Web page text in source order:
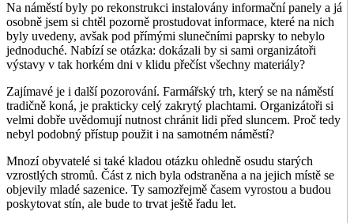
Na náměstí byly po rekonstrukci instalovány informační panely a já
osobně jsem si chtěl pozorně prostudovat informace, které na nich
byly uvedeny, avšak pod přímými slunečními paprsky to nebylo
jednoduché. Nabízí se otázka: dokázali by si sami organizátoři
výstavy v tak horkém dni v klidu přečíst všechny materiály?
Zajímavé je i další pozorování. Farmářský trh, který se na náměstí
tradičně koná, je prakticky celý zakrytý plachtami. Organizátoři si
velmi dobře uvědomují nutnost chránit lidi před sluncem. Proč tedy
nebyl podobný přístup použit i na samotném náměstí?
Mnozí obyvatelé si také kladou otázku ohledně osudu starých
vzrostlých stromů. Část z nich byla odstraněna a na jejich místě se
objevily mladé sazenice. Ty samozřejmě časem vyrostou a budou
poskytovat stín, ale bude to trvat ještě řadu let.